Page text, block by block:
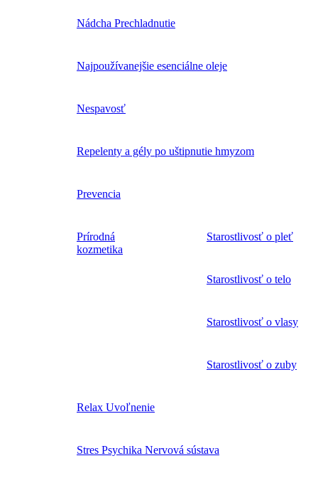
Nádcha Prechladnutie
Najpoužívanejšie esenciálne oleje
Nespavosť
Repelenty a gély po uštipnutie hmyzom
Prevencia
Prírodná
kozmetika
Starostlivosť o pleť
Starostlivosť o telo
Starostlivosť o vlasy
Starostlivosť o zuby
Relax Uvoľnenie
Stres Psychika Nervová sústava